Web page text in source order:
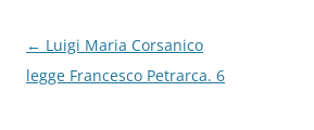
Navigazione
articolo
← Luigi Maria Corsanico
legge Francesco Petrarca. 6